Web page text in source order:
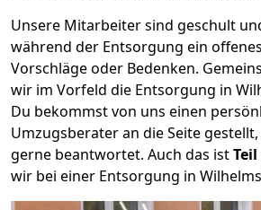
Unsere Mitarbeiter sind geschult
während der Entsorgung ein
Vorschläge oder Bedenken.
wir im Vorfeld die Entsorgung in
Du bekommst von uns einen
Umzugsberater an die Seite
gerne beantwortet. Auch das istTeil
wir bei einer Entsorgung in